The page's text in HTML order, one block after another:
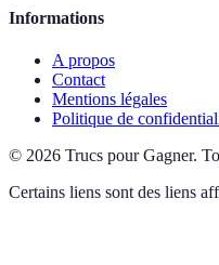
Informations
A propos
Contact
Mentions légales
Politique de
© 2026 Trucs pour Gagner.
Certains liens sont des liens